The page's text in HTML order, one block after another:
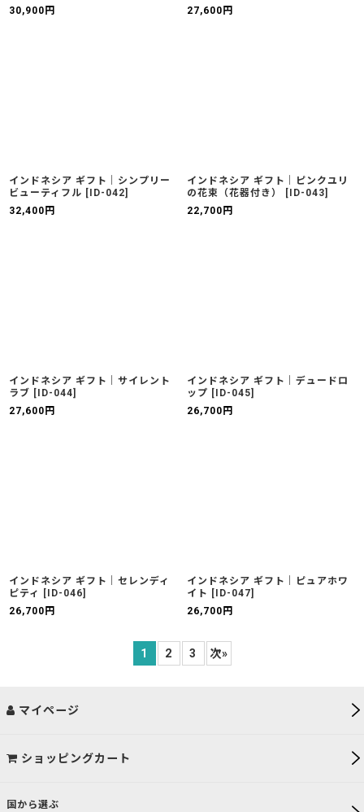
30,900 円
27,600 円
インドネシア ギフト｜シンプリー
ビューティフル [ ID-042]
32,400 円
インドネシア ギフト｜ピンクユリ
の花束（花器付き）
[ ID-043]
22,700 円
インドネシア ギフト｜サイレント
ラブ [ ID-044]
27,600 円
インドネシア ギフト｜デュードロ
ップ [ ID-045]
26,700 円
インドネシア ギフト｜セレンディ
ピティ
[ ID-046]
26,700 円
インドネシア ギフト｜ピュアホワ
イト
[ ID-047]
26,700 円
1 2 3 次»
国から選ぶ
マイページ
ショッピングカート